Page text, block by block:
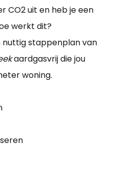
CO2 uit en heb je een
werkt dit?
nuttig stappenplan van
aardgasvrij die jou
woning.